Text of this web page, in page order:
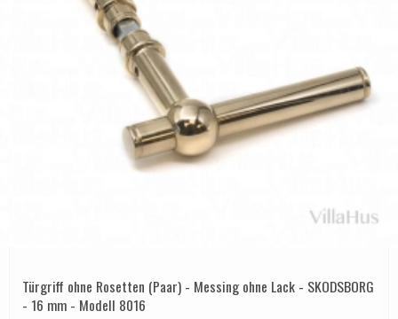
Türgriff ohne Rosetten (Paar) - Messing ohne Lack - SKODSBORG
- 16 mm - Modell 8016